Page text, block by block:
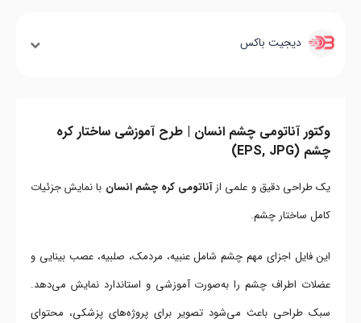
دیجیت باکس
وکتور آناتومی چشم انسان | طرح آموزشی ساختار کره
چشم (EPS, JPG)
یک طراحی دقیق و علمی ازآناتومی کره چشم انسان با نمایش جزئیات
کامل ساختار چشم.
این فایل اجزای مهم چشم شامل عنبیه، مردمک، صلبیه، عصب بینایی و
عضلات اطراف چشم را به‌صورت آموزشی و استاندارد نمایش می‌دهد.
سبک طراحی باعث می‌شود تصویر برای پروژه‌های پزشکی، محتوای